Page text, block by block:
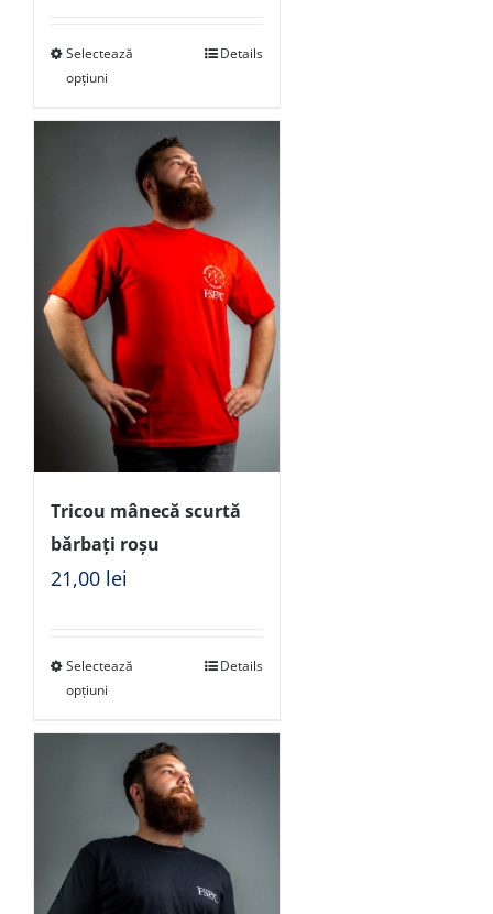
Selectează
opțiuni
Details
Tricou mânecă scurtă
bărbați roșu
21,00 lei
Selectează
opțiuni
Details